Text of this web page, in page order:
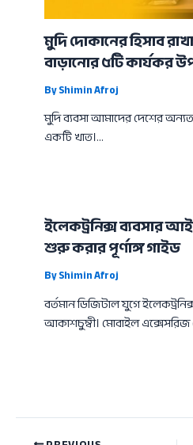
মুদি দোকানের হিসাব
বাড়ানোর ৫টি কার্যকর
ByShimin Afroj
মুদি ব্যবসা আমাদের দেশের
একটি খাত।…
ইলেকট্রনিক্স ব্যবসার
শুরু করার পূর্ণাঙ্গ গাইড
ByShimin Afroj
বর্তমান ডিজিটাল যুগে
আকাশচুম্বী। মোবাইল